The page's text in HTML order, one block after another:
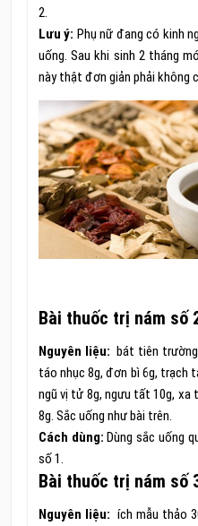
2.
Lưu ý: Phụ nữ đang có kinh
uống. Sau khi sinh 2 tháng
này thật đơn giản phải không
Bài thuốc trị nám số
Nguyên liệu: bát tiên
táo nhục 8g, đơn bì 6g, trạch
ngũ vị tử 8g, ngưu tất 10g, xa
8g. Sắc uống như bài trên.
Cách dùng: Dùng sắc uống
số 1.
Bài thuốc trị nám số
Nguyên liệu: ích mẫu thảo